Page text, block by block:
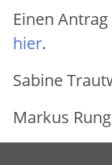
Einen
hier.
Sabine
Markus